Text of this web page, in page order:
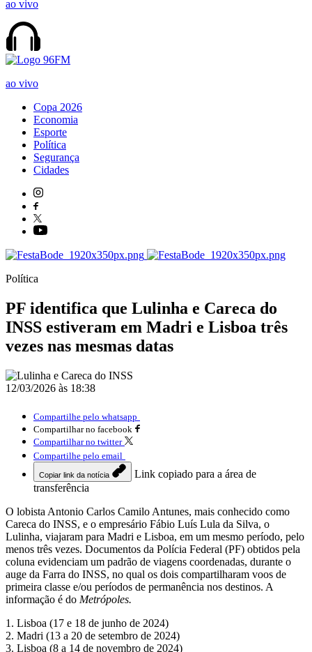
ao vivo
ao vivo
Copa 2026
Economia
Esporte
Política
Segurança
Cidades
Política
PF identifica que Lulinha e Careca do
INSS estiveram em Madri e Lisboa três
vezes nas mesmas datas
12/03/2026 às 18:38
Compartilhe pelo whatsapp
Compartilhar no facebook
Compartilhar no twitter
Compartilhe pelo email
Copiar link da notícia
Link copiado para a área de
transferência
O lobista Antonio Carlos Camilo Antunes, mais conhecido como
Careca do INSS, e o empresário Fábio Luís Lula da Silva, o
Lulinha, viajaram para Madri e Lisboa, em um mesmo período, pelo
menos três vezes. Documentos da Polícia Federal (PF) obtidos pela
coluna evidenciam um padrão de viagens coordenadas, durante o
auge da Farra do INSS, no qual os dois compartilharam voos de
primeira classe e/ou períodos de permanência nos destinos. A
informação é do Metrópoles.
1. Lisboa (17 e 18 de junho de 2024)
2. Madri (13 a 20 de setembro de 2024)
3. Lisboa (8 a 14 de novembro de 2024)